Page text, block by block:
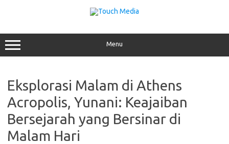
Menu
Eksplorasi Malam di Athens
Acropolis, Yunani: Keajaiban
Bersejarah yang Bersinar di
Malam Hari